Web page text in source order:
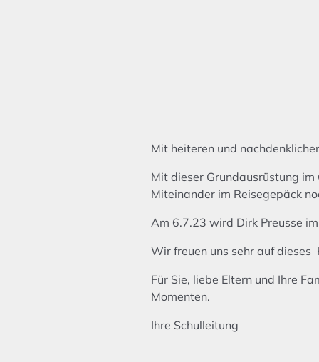
Mit heiteren und
Mit dieser Grundausrüstung
Miteinander im Reisegepäck
Am 6.7.23 wird Dirk Preusse
Wir freuen uns sehr auf dieses
Für Sie, liebe Eltern und Ihre
Momenten.
Ihre Schulleitung